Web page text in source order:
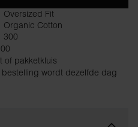
Oversized Fit
Organic Cotton
300
of pakketkluis
wordt dezelfde dag